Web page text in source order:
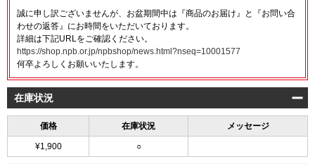
誠に申し訳ございませんが、お盆期間中は『商品のお届け』と『お問い合
わせの返答』にお時間をいただいております。
詳細は下記URLをご確認ください。
https://shop.npb.or.jp/npbshop/news.html?nseq=10001577
何卒よろしくお願いいたします。
在庫状況
価格 在庫状況 メッセージ
¥1,900 ○